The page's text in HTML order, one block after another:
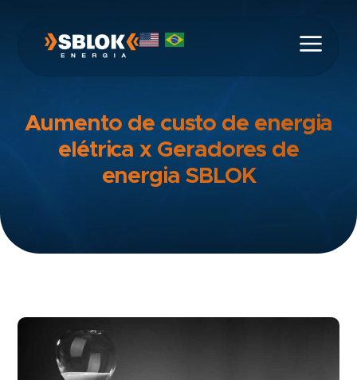
Aumento de custo de energia
elétrica x Geradores de
energia SBLOK